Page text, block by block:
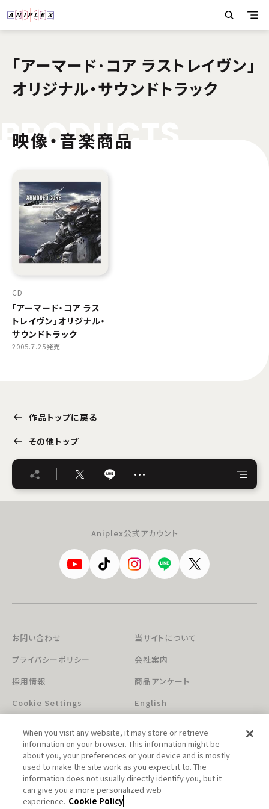
「アーマード･コア ラストレイヴン」
オリジナル・サウンドトラック
PRODUC
映像・音楽商品
CD
「アーマード・コア ラス
トレイヴン」オリジナル・
サウンドトラック
2005.7.25発売
作品トップに戻る
その他トップ
…
Aniplex公式アカウント
お問い合わせ
当サイトについて
プライバシーポリシー
会社案内
採用情報
商品アンケート
Cookie Settings
English
このホームページに掲載されている著作物の無断利用を禁じます。
When you visit any website, it may store or retrieve
information on your browser. This information might be
about you, your preferences or your device and is mostly
used to make the site work as you expect it to. The
information does not usually directly identify you, but it
can give you a more personalized web
experience. Cookie Policy